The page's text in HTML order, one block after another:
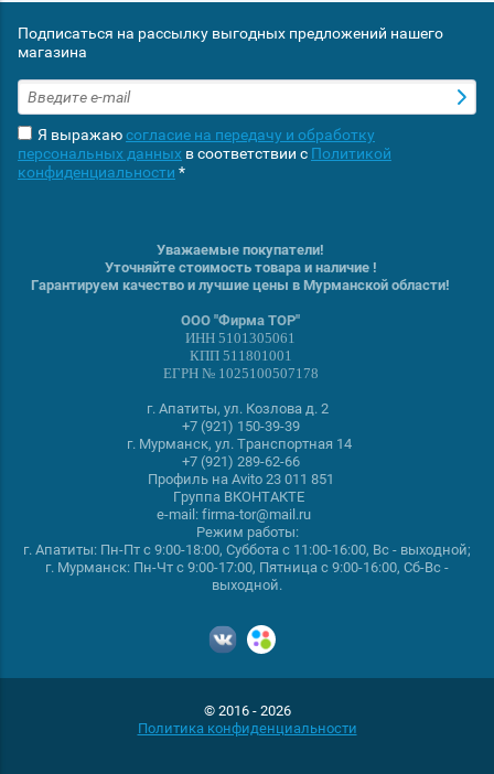
Подписаться на рассылку выгодных предложений нашего
магазина
Я выражаюсогласие на передачу и обработку
персональных данных в соответствии с Политикой
конфиденциальности *
Уважаемые покупатели!
Уточняйте стоимость товара и наличие !
Гарантируем качество и лучшие цены в Мурманской области!
ООО "Фирма ТОР"
ИНН 5101305061
КПП 511801001
ЕГРН № 1025100507178
г. Апатиты, ул. Козлова д. 2
+7 (921) 150-39-39
г. Мурманск, ул. Транспортная 14
+7 (921) 289-62-66
Профиль на Avito 23 011 851
Группа ВКОНТАКТЕ
e-mail: firma-tor@mail.ru
Режим работы:
г. Апатиты: Пн-Пт с 9:00-18:00, Суббота с 11:00-16:00, Вс - выходной;
г. Мурманск: Пн-Чт с 9:00-17:00, Пятница с 9:00-16:00, Сб-Вс -
выходной.
© 2016 - 2026
Политика конфиденциальности